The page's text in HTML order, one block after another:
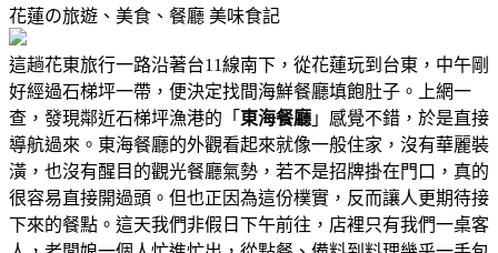
花蓮の旅遊、美食、餐廳 美味食記
這趟花東旅行一路沿著台11線南下，從花蓮玩到台東，中午剛
好經過石梯坪一帶，便決定找間海鮮餐廳填飽肚子。上網一
查，發現鄰近石梯坪漁港的「 東海餐廳 」感覺不錯，於是直接
導航過來。東海餐廳的外觀看起來就像一般住家，沒有華麗裝
潢，也沒有醒目的觀光餐廳氣勢，若不是招牌掛在門口，真的
很容易直接開過頭。但也正因為這份樸實，反而讓人更期待接
下來的餐點。這天我們非假日下午前往，店裡只有我們一桌客